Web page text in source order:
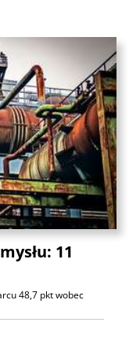
11
48,7 pkt wobec